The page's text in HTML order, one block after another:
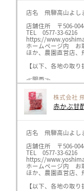
店名 飛騨高山よし
店舗住所 〒506-
TEL 0577-33-6216
https://
ホームページ内 お
ほか、農園直営店、
【以下、各地の取り
≪関西≫
キャロットhttps://
ヘルスライフ、オ
メルカートピッコ
≪関東≫
ボンラスパイユ
AMRITARA https://
≪中部≫
ロカボーノ伏見店
GIFTSSHOP https://
三川屋 https://
川島SA岐阜おみや
株式会社
赤かぶ甘
店名 飛騨高山よし
店舗住所 〒506-
TEL 0577-33-6216
https://
ホームページ内 お
ほか、農園直営店、
【以下、各地の取り